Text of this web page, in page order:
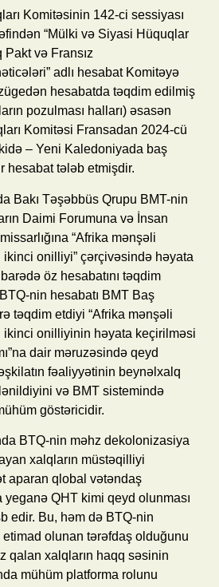
Komitəsinin 142-ci sessiyası
“Mülki və Siyasi Hüquqlar
Pakt və Fransız
adlı hesabat Komitəyə
hesabatda təqdim edilmiş
pozulması halları) əsasən
Komitəsi Fransadan 2024-cü
– Yeni Kaledoniyada baş
hesabat tələb etmişdir.
Bakı Təşəbbüs Qrupu BMT-nin
Daimi Forumuna və İnsan
“Afrika mənşəli
ikinci onilliyi” çərçivəsində həyata
öz hesabatını təqdim
nin hesabatı BMT Baş
təqdim etdiyi “Afrika mənşəli
ikinci onilliyinin həyata keçirilməsi
dair məruzəsində qeyd
fəaliyyətinin beynəlxalq
və BMT sistemində
göstəricidir.
BTQ-nin məhz dekolonizasiya
xalqların müstəqilliyi
aparan qlobal vətəndaş
yeganə QHT kimi qeyd olunması
edir. Bu, həm də BTQ-nin
olunan tərəfdaş olduğunu
qalan xalqların haqq səsinin
mühüm platforma rolunu